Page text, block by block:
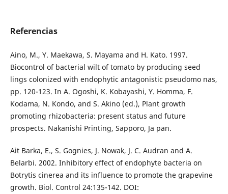
Referencias
Aino, M., Y. Maekawa, S. Mayama and H. Kato. 1997.
Biocontrol of bacterial wilt of tomato by producing seed
lings colonized with endophytic antagonistic pseudomo nas,
pp. 120-123. In A. Ogoshi, K. Kobayashi, Y. Homma, F.
Kodama, N. Kondo, and S. Akino (ed.), Plant growth
promoting rhizobacteria: present status and future
prospects. Nakanishi Printing, Sapporo, Ja pan.
Ait Barka, E., S. Gognies, J. Nowak, J. C. Audran and A.
Belarbi. 2002. Inhibitory effect of endophyte bacteria on
Botrytis cinerea and its influence to promote the grapevine
growth. Biol. Control 24:135-142. DOI: